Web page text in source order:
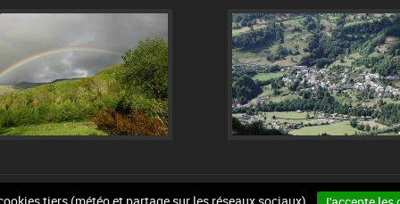
Plan du site Mentions légales Accessibilité